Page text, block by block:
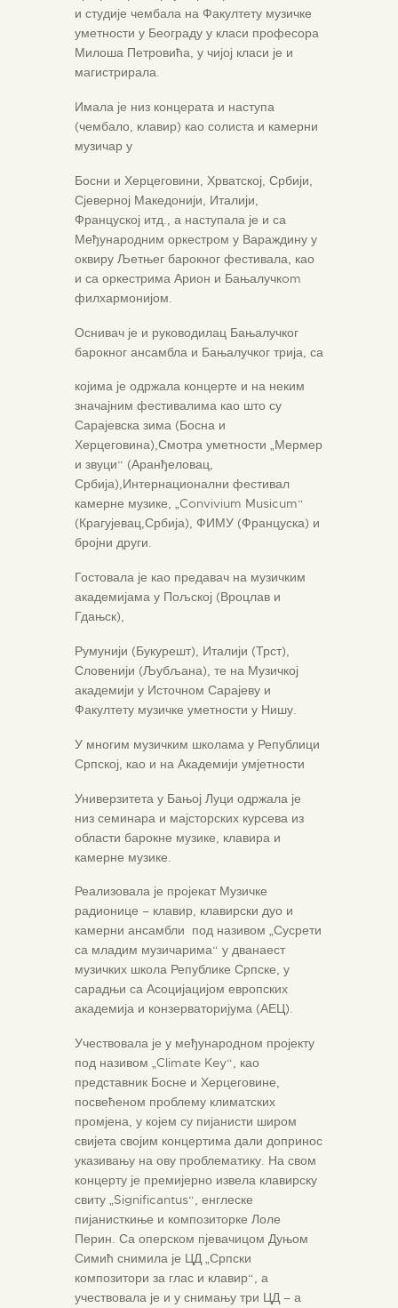
и студије чембала на Факултету музичке
уметности у Београду у класи професора
Милоша Петровића, у чијој класи је и
магистрирала.
Имала је низ концерата и наступа
(чембало, клавир) као солиста и камерни
музичар у
Босни и Херцеговини, Хрватској, Србији,
Сјеверној Македонији, Италији,
Француској итд., а наступала је и са
Међународним оркестром у Вараждину у
оквиру Љетњег барокног фестивала, као
и са оркестрима Арион и Бањалучкom
филхармонијом.
Оснивач је и руководилац Бањалучког
барокног ансамбла и Бањалучког трија, са
којима је одржала концерте и на неким
значајним фестивалима као што су
Сарајевска зима (Босна и
Херцеговина),Смотра уметности „Мермер
и звуци“ (Аранђеловац,
Србија),Интернационални фестивал
камерне музике, „Convivium Musicum“
(Крагујевац,Србија), ФИМУ (Француска) и
бројни други.
Гостовала је као предавач на музичким
академијама у Пољској (Вроцлав и
Гдањск),
Румунији (Букурешт), Италији (Трст),
Словенији (Љубљана), те на Музичкој
академији у Источном Сарајеву и
Факултету музичке уметности у Нишу.
У многим музичким школама у Републици
Српској, као и на Академији умјетности
Универзитета у Бањој Луци одржала је
низ семинара и мајсторских курсева из
области барокне музике, клавира и
камерне музике.
Реализовала је пројекат Музичке
радионице – клавир, клавирски дуо и
камерни ансамбли под називом „Сусрети
са младим музичарима“ у дванаест
музичких школа Републике Српске, у
сарадњи са Асоцијацијом европских
академија и конзерваторијума (АЕЦ).
Учествовала је у међународном пројекту
под називом „Climate Key“, као
представник Босне и Херцеговине,
посвећеном проблему климатских
промјена, у којем су пијанисти широм
свијета својим концертима дали допринос
указивању на ову проблематику. На свом
концерту је премијерно извела клавирску
свиту „Significantus“, енглеске
пијанисткиње и композиторке Лоле
Перин. Са оперском пјевачицом Дуњом
Симић снимила је ЦД „Српски
композитори за глас и клавир“, а
учествовала је и у снимању три ЦД – а